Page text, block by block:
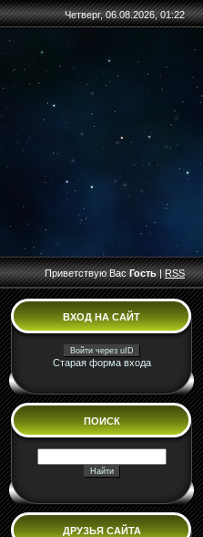
Четверг, 06.08.2026, 01:22
Приветствую Вас Гость|RSS
ВХОД НА САЙТ
Войти через uID
Старая форма входа
ПОИСК
ДРУЗЬЯ САЙТА